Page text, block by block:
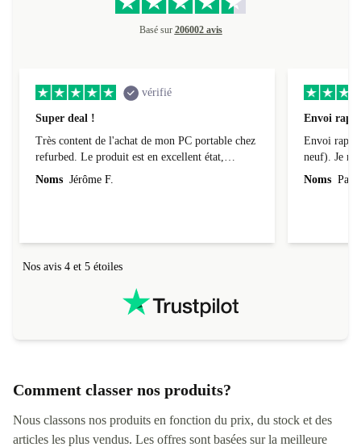
Basé sur 206002 avis
vérifié
Super deal !
Très content de l'achat de mon PC portable chez
refurbed. Le produit est en excellent état,
parfaitement conforme à la description et tourne
Noms Jérôme F.
Envoi
Envoi
neuf). Je
Noms
Nos avis 4 et 5 étoiles
Comment classer nos produits?
Nous classons nos produits en fonction du prix, du stock et des
articles les plus vendus. Les offres sont basées sur la meilleure